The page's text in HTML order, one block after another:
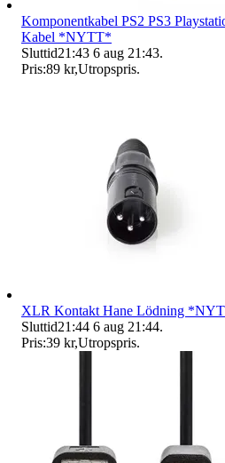
Komponentkabel PS2 PS3
Kabel *NYTT*
Sluttid21:43 6 aug 21:43.
Pris:89 kr,Utropspris.
XLR Kontakt Hane Lödning
Sluttid21:44 6 aug 21:44.
Pris:39 kr,Utropspris.